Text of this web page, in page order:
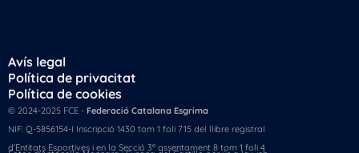
Avís legal
Política de privacitat
Política de cookies
© 2024-2025 FCE - Federació Catalana Esgrima
NIF: Q-5856154-I Inscripció 1430 tom 1 foli 715 del llibre registral
d'Entitats Esportives i en la Secció 3ª assentament 8 tom 1 foli 4